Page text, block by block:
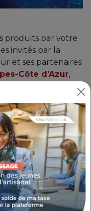
produits par votre
invités par la
et ses partenaires
Côte d'Azur,
relais.
toutes les
quantités, trier,
dans des
obtiendrez un
kit de